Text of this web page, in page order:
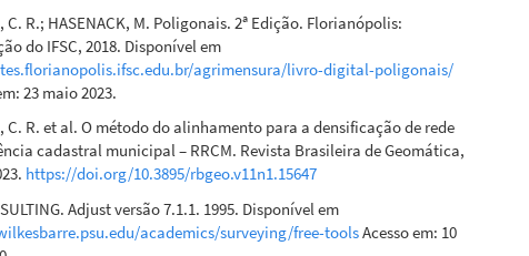
C. R.; HASENACK, M. Poligonais. 2ª Edição. Florianópolis:
do IFSC, 2018. Disponível em
agrimensura/livro-digital-poligonais/
23 maio 2023.
C. R. et al. O método do alinhamento para a densificação de rede
cadastral municipal – RRCM. Revista Brasileira de Geomática,
https://doi.org/10.3895/rbgeo.v11n1.15647
Adjust versão 7.1.1. 1995. Disponível em
academics/surveying/free-toolsAcesso em: 10